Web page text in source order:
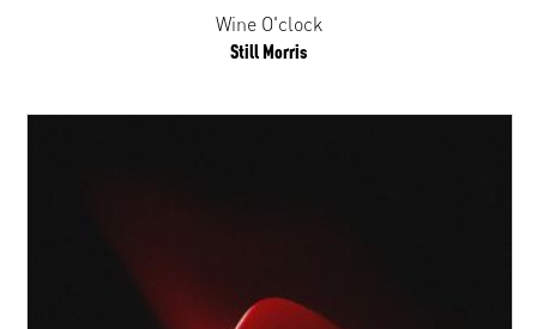
Wine O'clock
Still Morris